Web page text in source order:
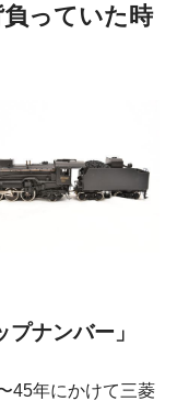
っていた時
ナンバー」
45年にかけて三菱